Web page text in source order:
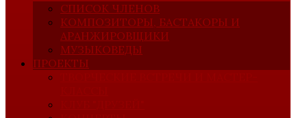
СПИСОК ЧЛЕНОВ
КОМПОЗИТОРЫ, БАСТАКОРЫ И
АРАНЖИРОВЩИКИ
МУЗЫКОВЕДЫ
ПРОЕКТЫ